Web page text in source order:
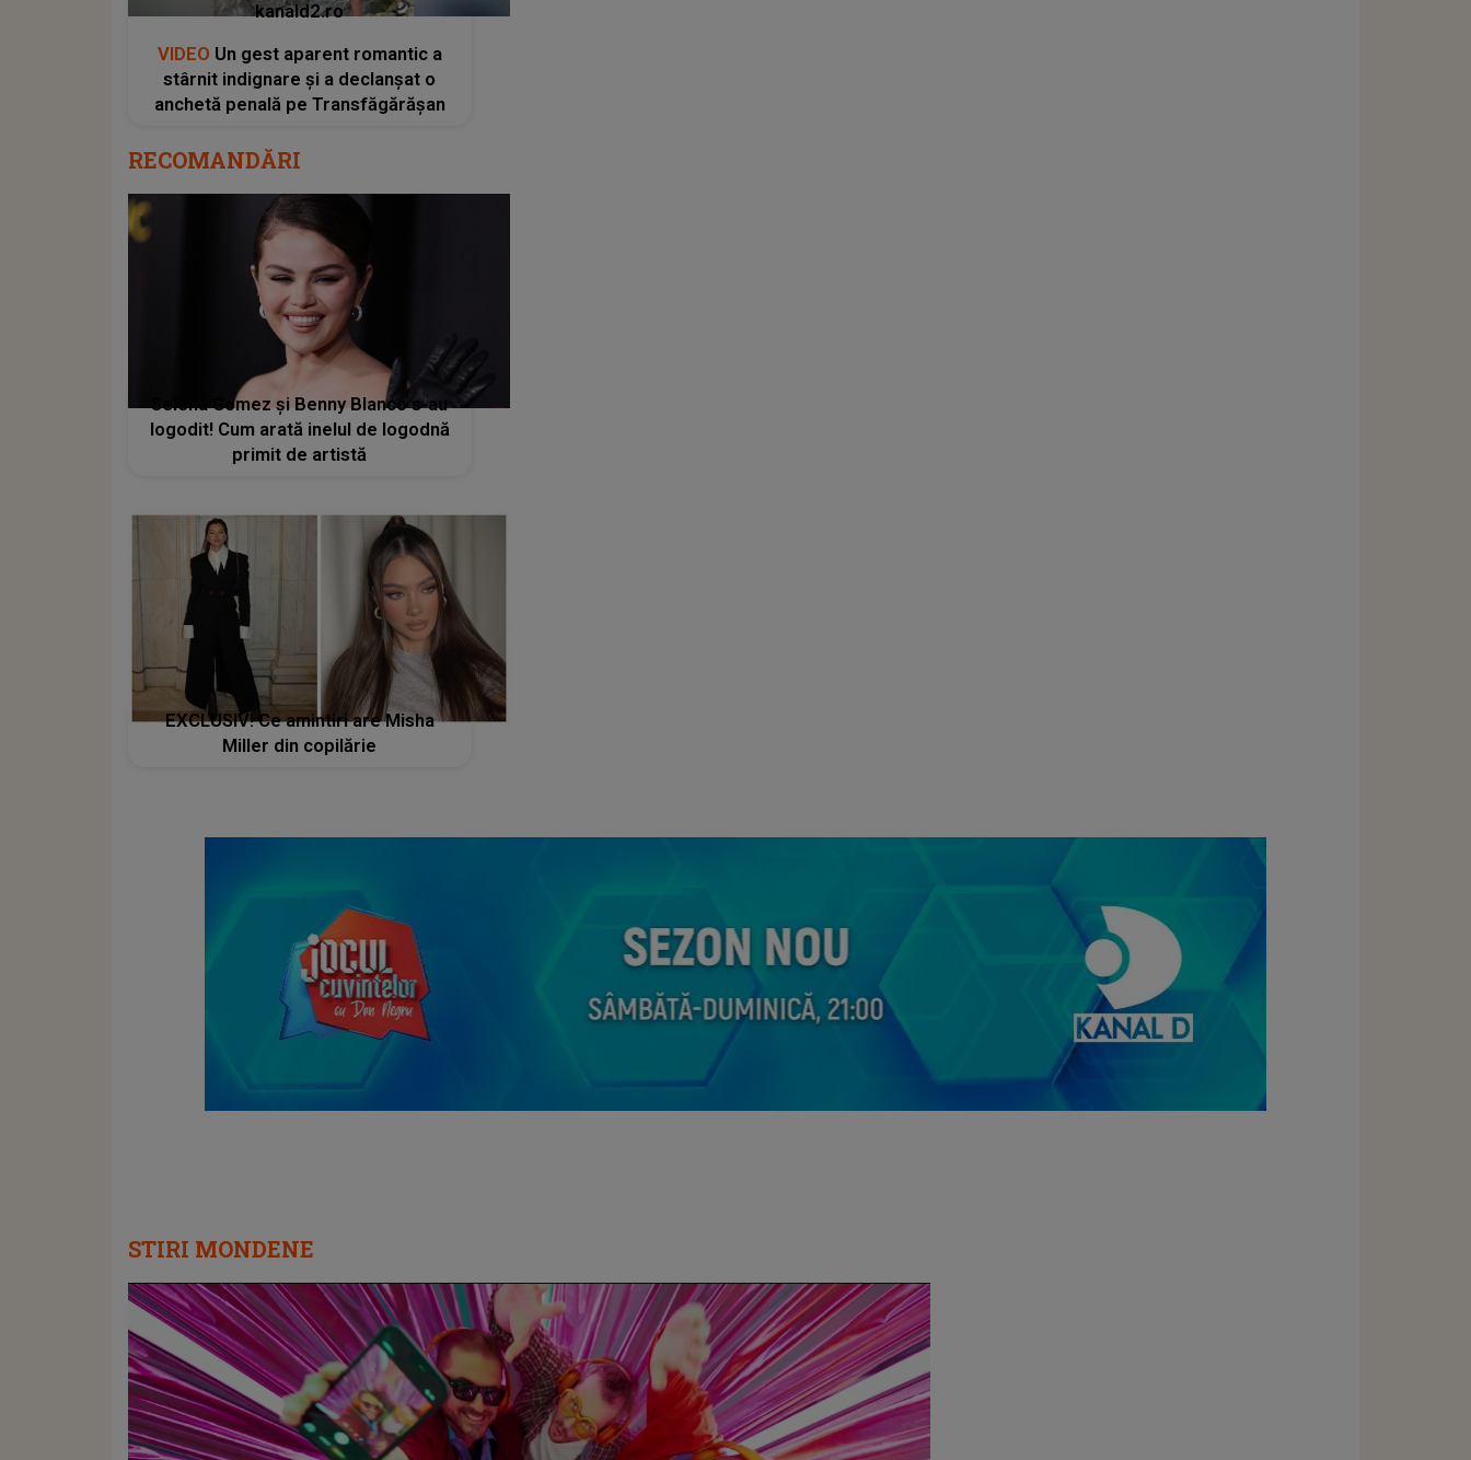
kanald2.ro
VIDEO Un gest aparent romantic a
stârnit indignare și a declanșat o
anchetă penală pe Transfăgărășan
RECOMANDĂRI
Selena Gomez și Benny Blanco s-au
logodit! Cum arată inelul de logodnă
primit de artistă
EXCLUSIV! Ce amintiri are Misha
Miller din copilărie
STIRI MONDENE